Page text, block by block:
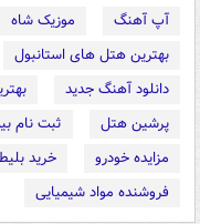
آپ آهنگ موزیک شاه
بهترین هتل های استانبول
دانلود آهنگ جدید
پرشین هتل
ثبت نام
مزایده خودرو
خرید
فروشنده مواد شیمیایی